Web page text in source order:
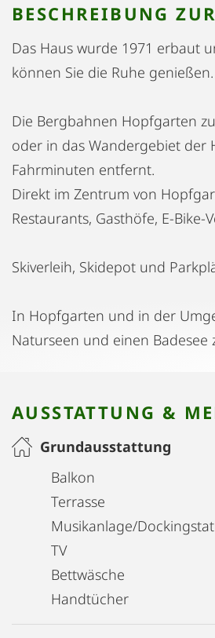
BESCHREIBUNG
Das Haus wurde 1971 erbaut
können Sie die Ruhe genießen.
Die Bergbahnen Hopfgarten
oder in das Wandergebiet der
Fahrminuten entfernt.
Direkt im Zentrum von
Restaurants, Gasthöfe, E-
Skiverleih, Skidepot und
In Hopfgarten und in der
Naturseen und einen Badesee
AUSSTATTUNG &
Grundausstattung
Balkon
Terrasse
Musikanlage/
TV
Bettwäsche
Handtücher